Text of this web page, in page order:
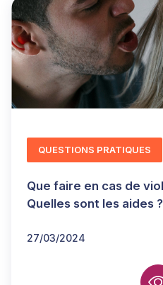
Que faire en cas de
Quelles sont les aides ?
27/03/2024
QUESTIONS PRATIQUES